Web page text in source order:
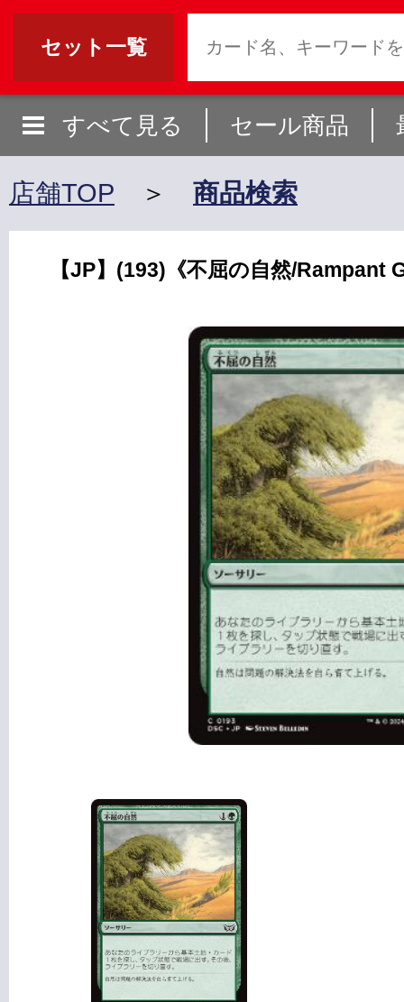
セット一覧
すべて見る セール商品
店舗TOP ＞ 商品検索
【JP】(193)《不屈の自然/Rampant